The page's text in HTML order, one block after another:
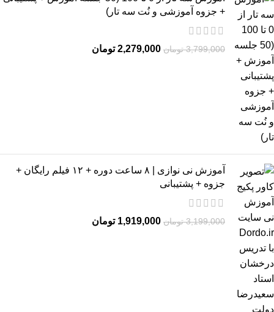
+ جزوه آموزشی و نُت سه تار)
3,799,000 تومان 2,279,000 تومان
آموزش نی نوازی | ۸ ساعت دوره + ۱۲ فیلم رایگان +
جزوه + پشتیبانی
3,199,000 تومان 1,919,000 تومان